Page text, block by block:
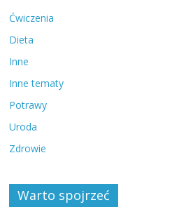
Ćwiczenia
Dieta
Inne
Inne tematy
Potrawy
Uroda
Zdrowie
Warto spojrzeć